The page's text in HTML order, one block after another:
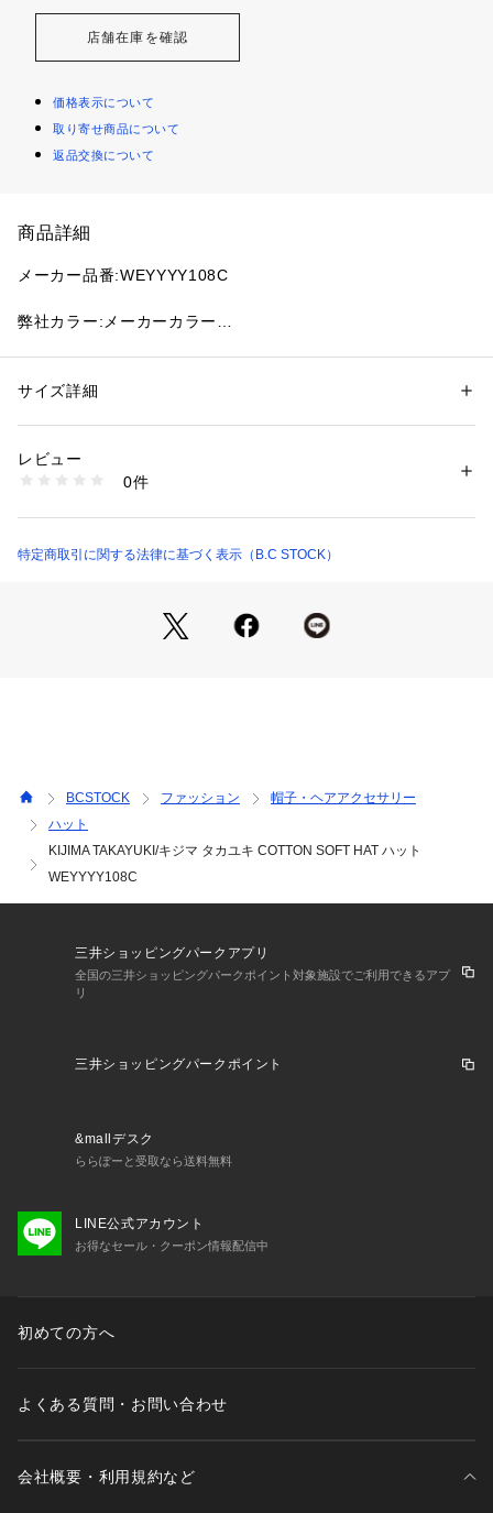
店舗在庫を確認
価格表示について
取り寄せ商品について
返品交換について
商品詳細
メーカー品番:WEYYYY108C
弊社カラー:メーカーカラー
【KIJIMA TAKAYUKI/キジマ タカユキ】
昨今のスタイリングに欠かかすことのできないハットは、季節
※照明の関係により、実際よりも色味が違って見える場合があ
ります。
またパソコン・スマートフォンなどの環境により、若干製品と
画像のカラーが異なる場合もございます。
性別：レディース
素材：表地:コットン100% 裏地:コットン100%
洗濯：本体:手洗い可能
※詳しい洗濯方法については、商品の品質表示タグをご覧ください
26095910000710 （ショップ）
サイズ詳細
レビュー
0件
特定商取引に関する法律に基づく表示（B.C STOCK）
BCSTOCK ファッション
帽子・ヘアアクセサリー
ハット
KIJIMA TAKAYUKI/キジマ タカユキ COTTON SOFT HAT ハット
WEYYYY108C
三井ショッピングパークアプリ
全国の三井ショッピングパークポイント対象施設でご利用できるアプ
リ
三井ショッピングパークポイント
&mallデスク
ららぽーと受取なら送料無料
LINE公式アカウント
お得なセール・クーポン情報配信中
初めての方へ
よくある質問・お問い合わせ
会社概要・利用規約など